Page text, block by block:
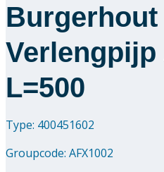
Verlengpijp
L=500
Type: 400451602
Groupcode: AFX1002